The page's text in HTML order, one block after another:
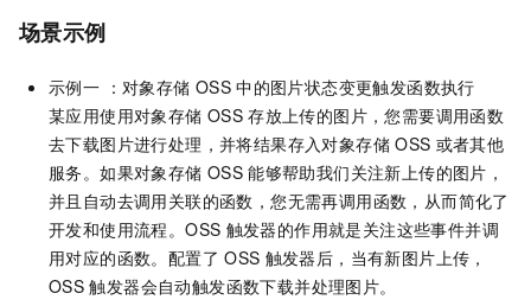
场景示例
示例一 ： 对象存储 OSS 中的图片状态变更触发函数执行
某应用使用对象存储 OSS 存放上传的图片，您需要调用函数
去下载图片进行处理，并将结果存入对象存储 OSS 或者其他
服务。如果对象存储 OSS 能够帮助我们关注新上传的图片，
并且自动去调用关联的函数，您无需再调用函数，从而简化了
开发和使用流程。OSS 触发器的作用就是关注这些事件并调
用对应的函数。配置了 OSS 触发器后，当有新图片上传，
OSS 触发器会自动触发函数下载并处理图片。